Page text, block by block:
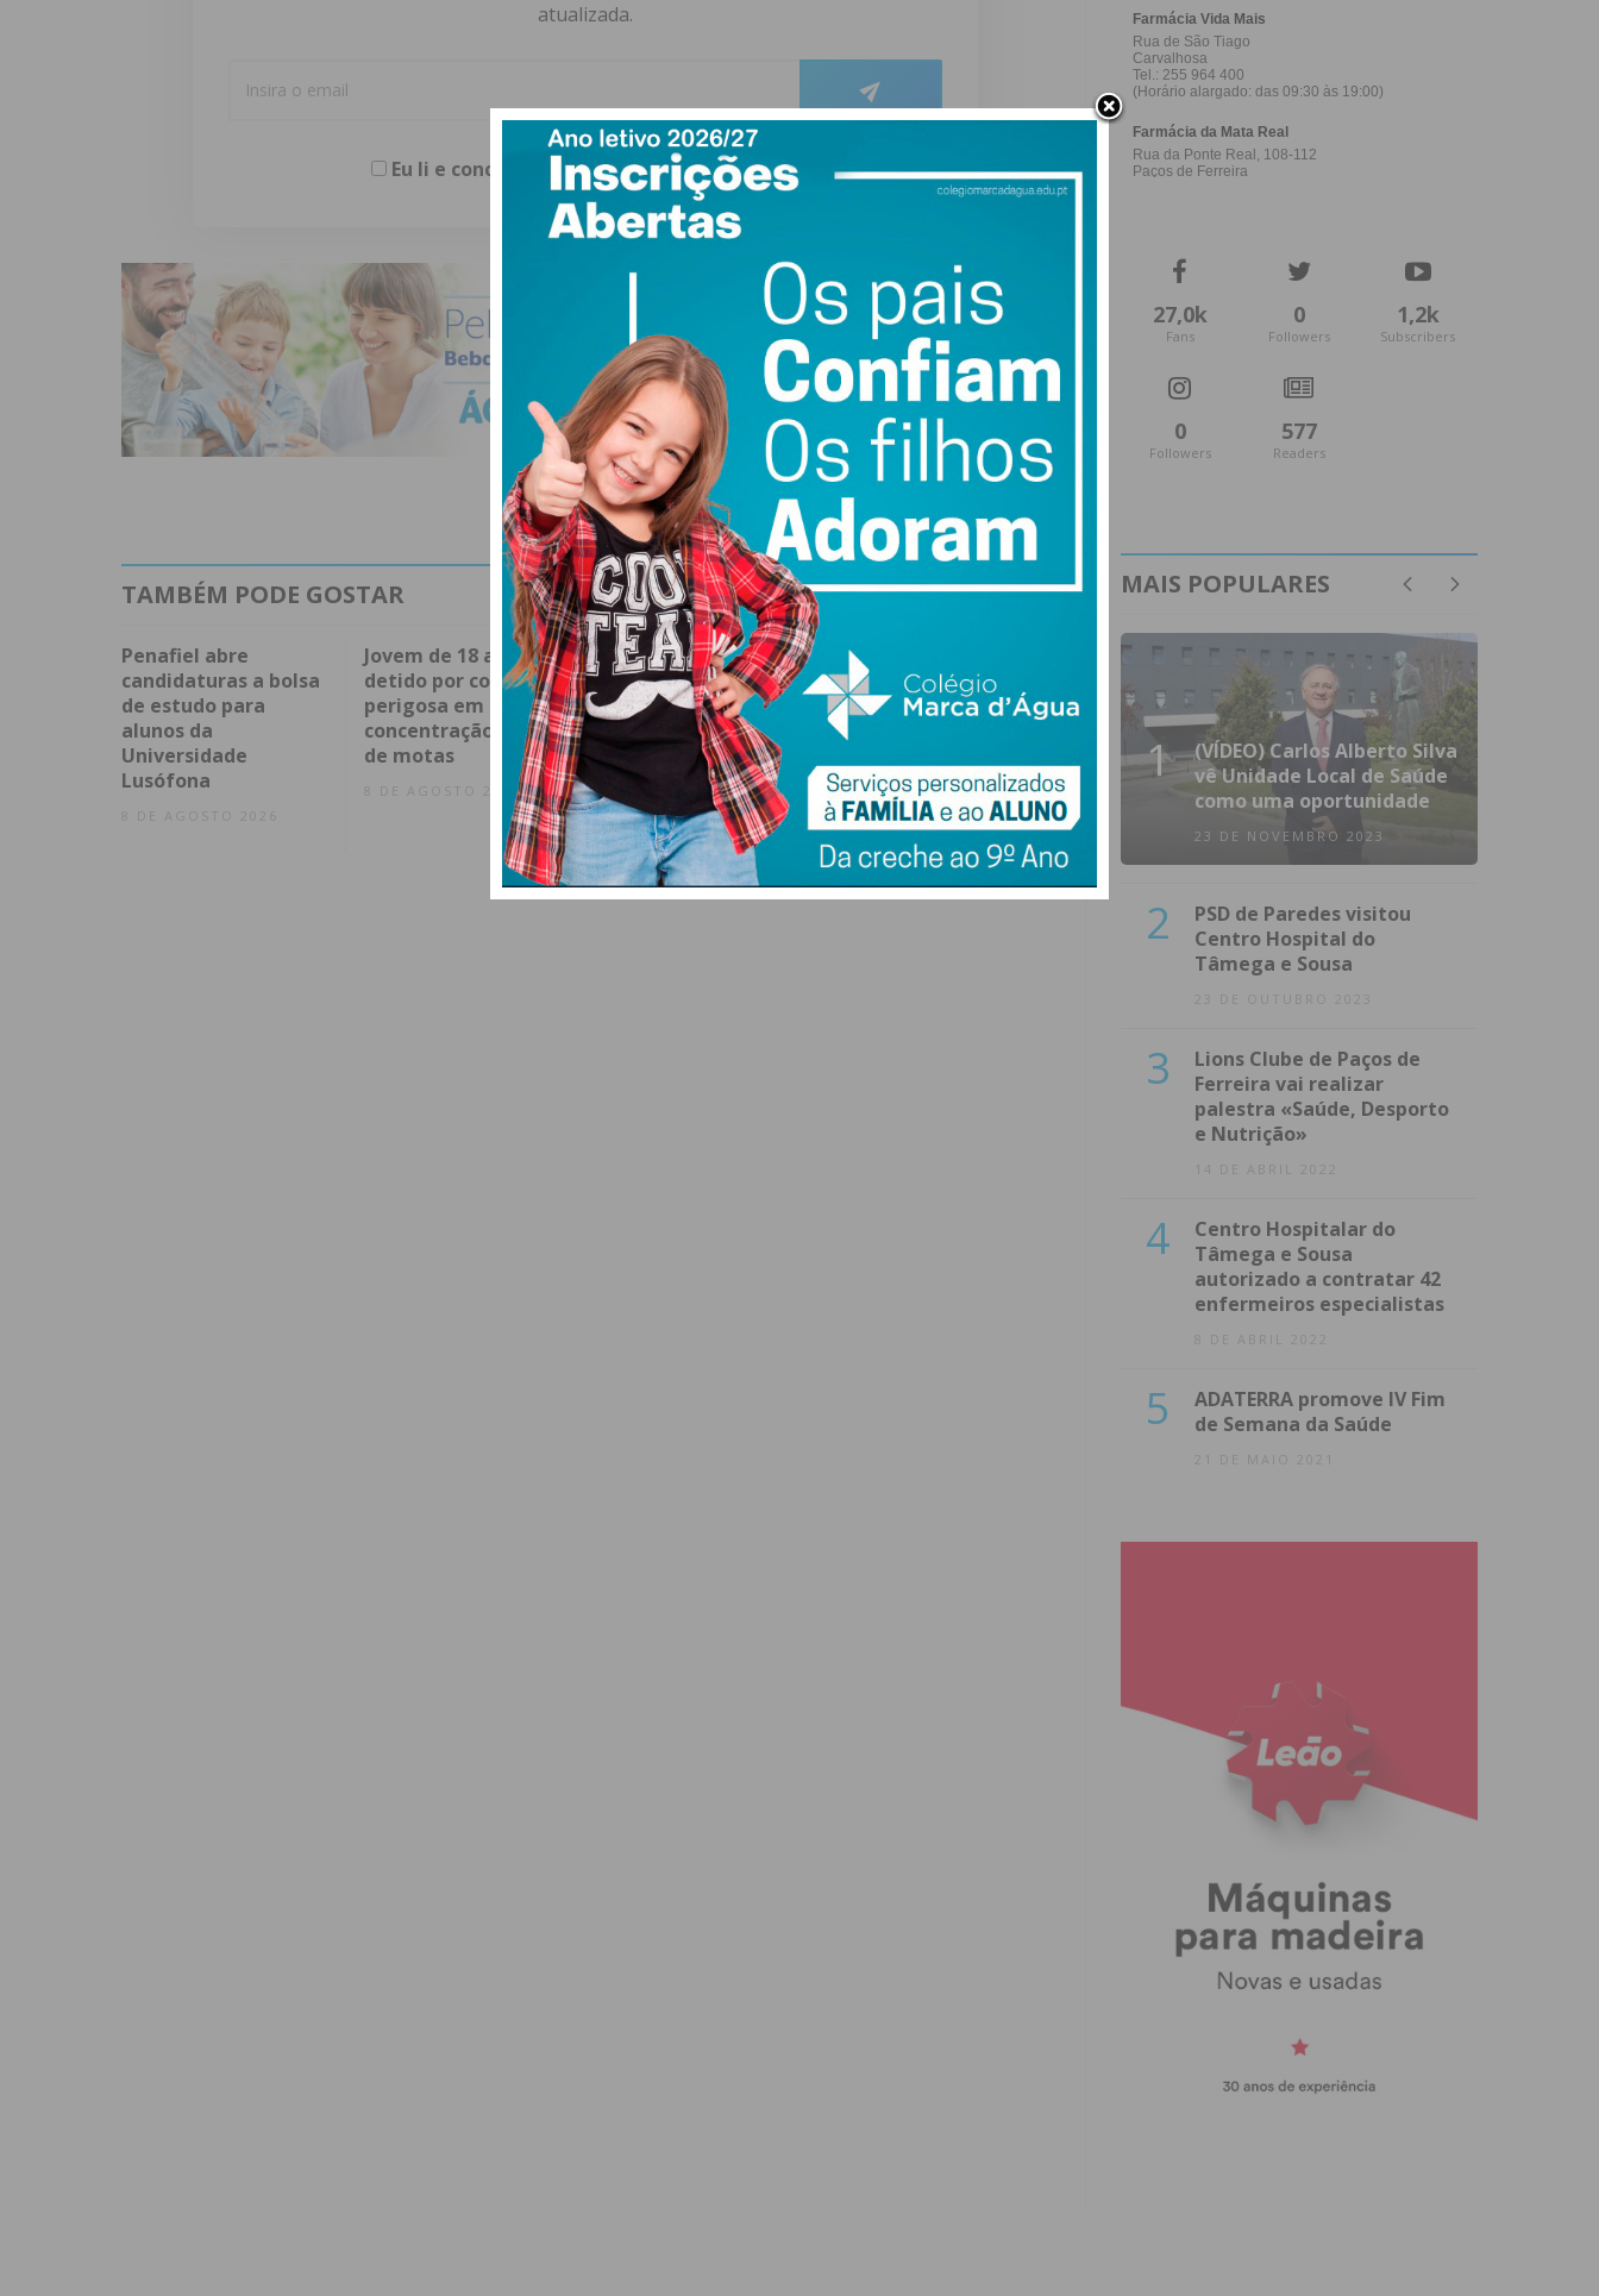
atualizada.
Eu li e concordo com ostermos e condições
TAMBÉM PODE GOSTAR
Penafiel abre
candidaturas a bolsa
de estudo para
alunos da
Universidade
Lusófona
8 DE AGOSTO 2026
Jovem de 18 anos
detido por condução
perigosa em
concentração ilegal
de motas
8 DE AGOSTO 2026
Vilela Medieval 2026
já arrancou com
destaque para
“Artes e Ofícios da
Madeira” no
Mosteiro
requalificado
7 DE AGOSTO 2026
Santiago Mesa vence
em Albufeira e
Francisco Campos
fica em 5º no sprint
7 DE AGOSTO 2026
27,0k
Fans
0
Followers
1,2k
Subscribers
0
Followers
577
Readers
MAIS POPULARES
1
(VÍDEO) Carlos Alberto Silva
vê Unidade Local de Saúde
como uma oportunidade
23 DE NOVEMBRO 2023
2
PSD de Paredes visitou
Centro Hospital do
Tâmega e Sousa
23 DE OUTUBRO 2023
3
Lions Clube de Paços de
Ferreira vai realizar
palestra «Saúde, Desporto
e Nutrição»
14 DE ABRIL 2022
4
Centro Hospitalar do
Tâmega e Sousa
autorizado a contratar 42
enfermeiros especialistas
8 DE ABRIL 2022
5
ADATERRA promove IV Fim
de Semana da Saúde
21 DE MAIO 2021